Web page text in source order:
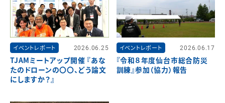
イベントレポート 2026.06.25
TJAMミートアップ開催 『あな
たのドローンの〇〇、どう論文
にしますか？』
イベントレポート 2026.06.17
『令和８年度仙台市総合防災
訓練』参加（協力）報告